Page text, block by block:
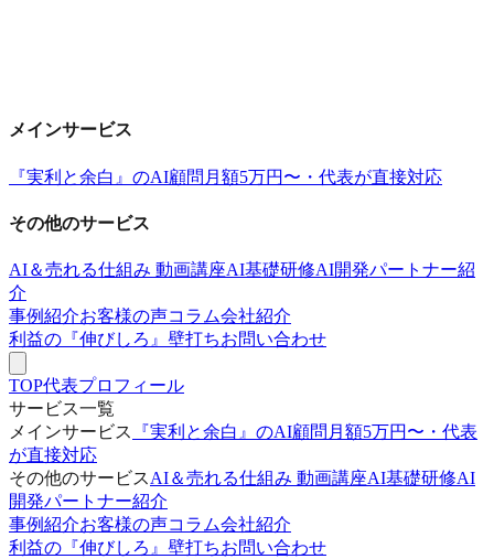
メインサービス
『実利と余白』のAI顧問 月額5万円〜・代表が直接対応
その他のサービス
AI＆売れる仕組み 動画講座AI基礎研修AI開発パートナー紹
介
事例紹介お客様の声コラム会社紹介
利益の『伸びしろ』壁打ちお問い合わせ
TOP代表プロフィール
サービス一覧
メインサービス
『実利と余白』のAI顧問 月額5万円〜・代表
が直接対応
その他のサービスAI＆売れる仕組み 動画講座AI基礎研修AI
開発パートナー紹介
事例紹介お客様の声コラム会社紹介
利益の『伸びしろ』壁打ちお問い合わせ